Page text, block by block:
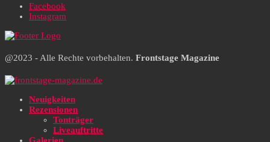
Facebook
Instagram
@2023 - Alle Rechte vorbehalten. Frontstage Magazine
Neuigkeiten
Rezensionen
Tonträger
Liveauftritte